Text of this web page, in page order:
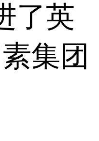
了英
集团